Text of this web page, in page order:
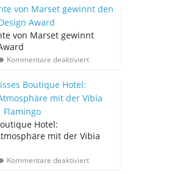
von Marset gewinnt
Kommentare deaktiviert
Hotel:
mit der Vibia
Kommentare deaktiviert